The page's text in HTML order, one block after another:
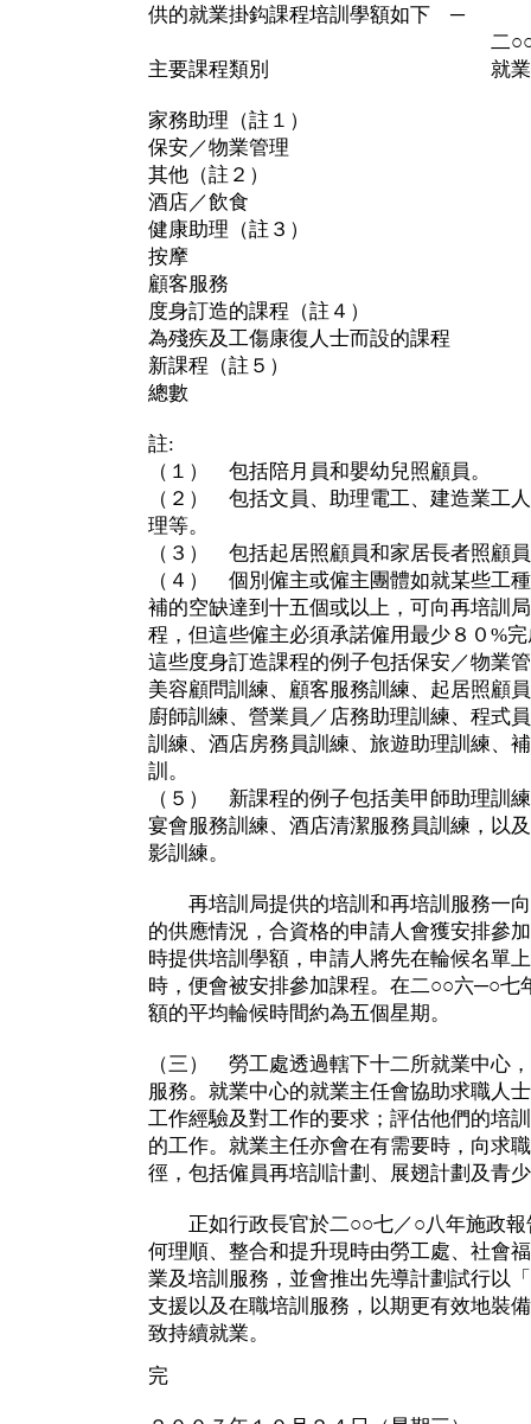
供的就業掛鈎課程培訓學額如下 ─
二○○六─○七
主要課程類別 就業掛鈎
家務助理（註１） １
保安／物業管理 １７
其他（註２） ３
酒店／飲食 ３
健康助理（註３） ３
按摩 ２ ９
顧客服務 １
度身訂造的課程（註４）
為殘疾及工傷康復人士而設的
新課程（註５）
總數 ５１ ３
註:
（１） 包括陪月員和嬰幼兒照顧員。
（２） 包括文員、助理電工、建造業工
理等。
（３） 包括起居照顧員和家居長者照顧
（４） 個別僱主或僱主團體如就某些工
補的空缺達到十五個或以上，可向再培訓
程，但這些僱主必須承諾僱用最少８０%
這些度身訂造課程的例子包括保安／物業
美容顧問訓練、顧客服務訓練、起居照顧
廚師訓練、營業員／店務助理訓練、程式
訓練、酒店房務員訓練、旅遊助理訓練、
訓。
（５） 新課程的例子包括美甲師助理訓
宴會服務訓練、酒店清潔服務員訓練，以
影訓練。
再培訓局提供的培訓和再培訓服務一向
的供應情況，合資格的申請人會獲安排參
時提供培訓學額，申請人將先在輪候名單
時，便會被安排參加課程。在二○○六─○七
額的平均輪候時間約為五個星期。
（三） 勞工處透過轄下十二所就業中心
服務。就業中心的就業主任會協助求職人
工作經驗及對工作的要求；評估他們的培
的工作。就業主任亦會在有需要時，向求
徑，包括僱員再培訓計劃、展翅計劃及青
正如行政長官於二○○七／○八年施政報
何理順、整合和提升現時由勞工處、社會
業及培訓服務，並會推出先導計劃試行以
支援以及在職培訓服務，以期更有效地裝
致持續就業。
完